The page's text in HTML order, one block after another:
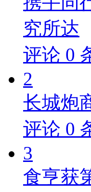
究所达
评论 0
2
长城炮
评论 0
3
食亨获